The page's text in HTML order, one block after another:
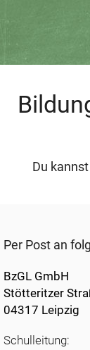
Du
Per Post an
BzGL GmbH
Stötteritzer
04317 Leipzig
Schulleitung: